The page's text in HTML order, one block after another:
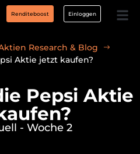
Renditeboost Einloggen
Research & Blog
Aktie jetzt kaufen?
Pepsi Aktie
- Woche 2